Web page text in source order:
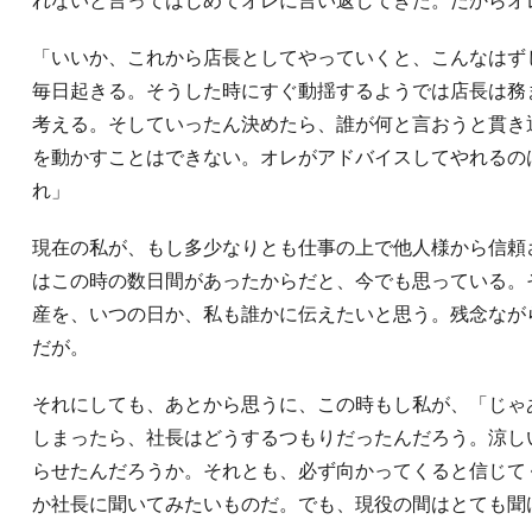
「いいか、これから店長としてやっていくと、こんなは
毎日起きる。そうした時にすぐ動揺するようでは店長は
考える。そしていったん決めたら、誰が何と言おうと貫
を動かすことはできない。オレがアドバイスしてやれる
れ」
現在の私が、もし多少なりとも仕事の上で他人様から信
はこの時の数日間があったからだと、今でも思っている
産を、いつの日か、私も誰かに伝えたいと思う。残念な
だが。
それにしても、あとから思うに、この時もし私が、「じ
しまったら、社長はどうするつもりだったんだろう。涼
らせたんだろうか。それとも、必ず向かってくると信じ
か社長に聞いてみたいものだ。でも、現役の間はとても